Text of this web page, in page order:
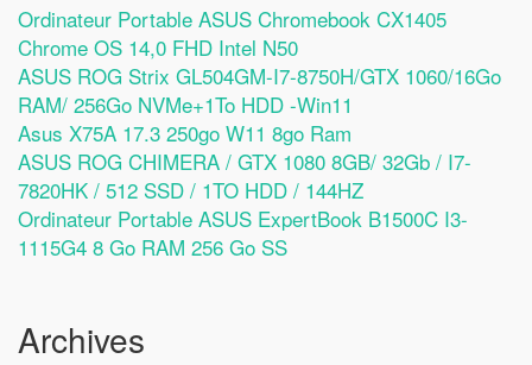
Ordinateur Portable ASUS Chromebook CX1405
Chrome OS 14,0 FHD Intel N50
ASUS ROG Strix GL504GM-I7-8750H/GTX 1060/16Go
RAM/ 256Go NVMe+1To HDD -Win11
Asus X75A 17.3 250go W11 8go Ram
ASUS ROG CHIMERA / GTX 1080 8GB/ 32Gb / I7-
7820HK / 512 SSD / 1TO HDD / 144HZ
Ordinateur Portable ASUS ExpertBook B1500C I3-
1115G4 8 Go RAM 256 Go SS
Archives